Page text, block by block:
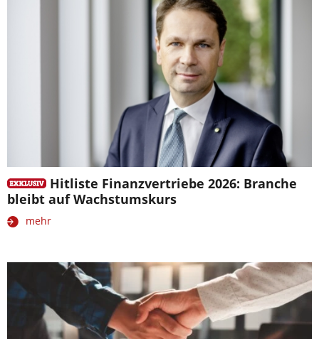
Hitliste Finanzvertriebe 2026: Branche
bleibt auf Wachstumskurs
mehr